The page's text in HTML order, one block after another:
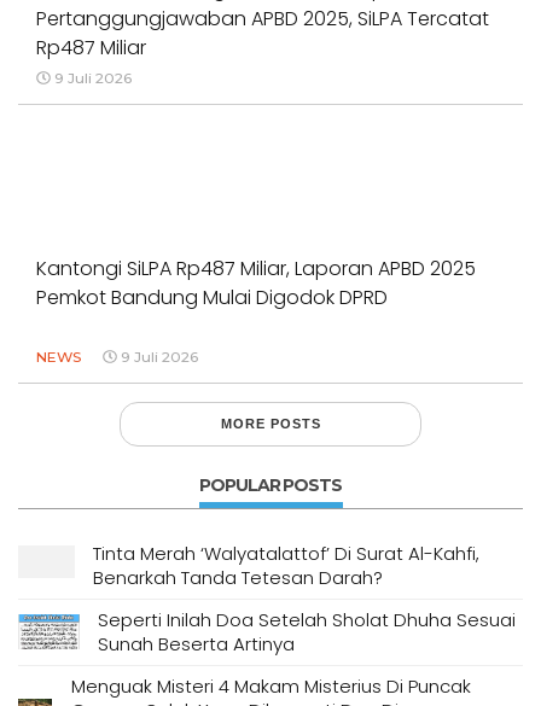
Pertanggungjawaban APBD 2025, SiLPA Tercatat
Rp487 Miliar
9 Juli 2026
Kantongi SiLPA Rp487 Miliar, Laporan APBD 2025
Pemkot Bandung Mulai Digodok DPRD
NEWS 9 Juli 2026
MORE POSTS
POPULAR POSTS
Tinta Merah ‘Walyatalattof’ Di Surat Al-Kahfi,
Benarkah Tanda Tetesan Darah?
Seperti Inilah Doa Setelah Sholat Dhuha Sesuai
Sunah Beserta Artinya
Menguak Misteri 4 Makam Misterius Di Puncak